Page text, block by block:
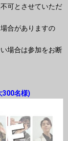
可とさせていただ
合がありますの
場合は参加をお断
300名様)